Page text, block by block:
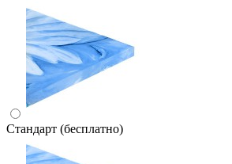
Стандарт (бесплатно)